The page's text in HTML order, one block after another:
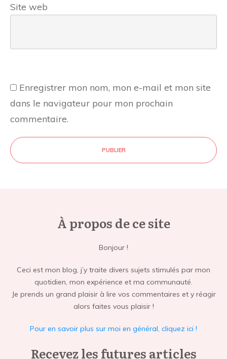
Site web
Enregistrer mon nom, mon e-mail et mon site
dans le navigateur pour mon prochain
commentaire.
PUBLIER
À propos de ce site
Bonjour !
Ceci est mon blog, j’y traite divers sujets stimulés par mon
quotidien, mon expérience et ma communauté.
Je prends un grand plaisir à lire vos commentaires et y réagir
alors faites vous plaisir !
Pour en savoir plus sur moi en général, cliquez ici !
Recevez les futures articles